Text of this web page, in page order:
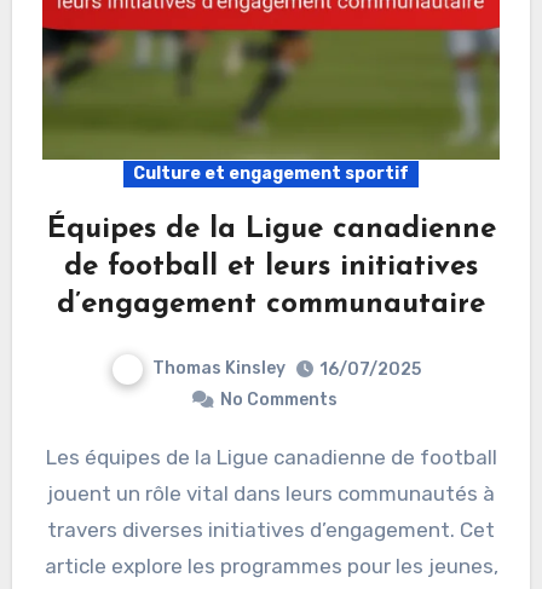
Culture et engagement sportif
Équipes de la Ligue canadienne
de football et leurs initiatives
d’engagement communautaire
Thomas Kinsley
16/07/2025
No Comments
Les équipes de la Ligue canadienne de football
jouent un rôle vital dans leurs communautés à
travers diverses initiatives d’engagement. Cet
article explore les programmes pour les jeunes,